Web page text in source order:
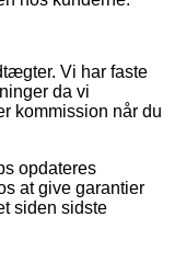
Vi har faste
da vi
kommission når du
opdateres
at give garantier
siden sidste